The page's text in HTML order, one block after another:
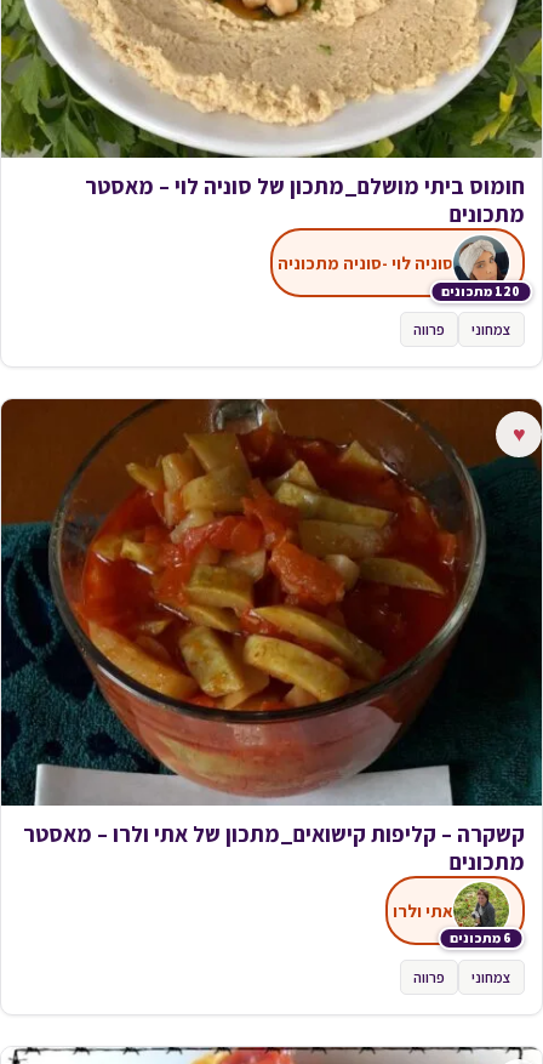
חומוס ביתי מושלם_מתכון של סוניה לוי – מאסטר
מתכונים
120 מתכונים
סוניה לוי -סוניה מתכוניה
צמחוני פרווה
♥
קשקרה – קליפות קישואים_מתכון של אתי ולרו – מאסטר
מתכונים
6 מתכונים
אתי ולרו
צמחוני פרווה